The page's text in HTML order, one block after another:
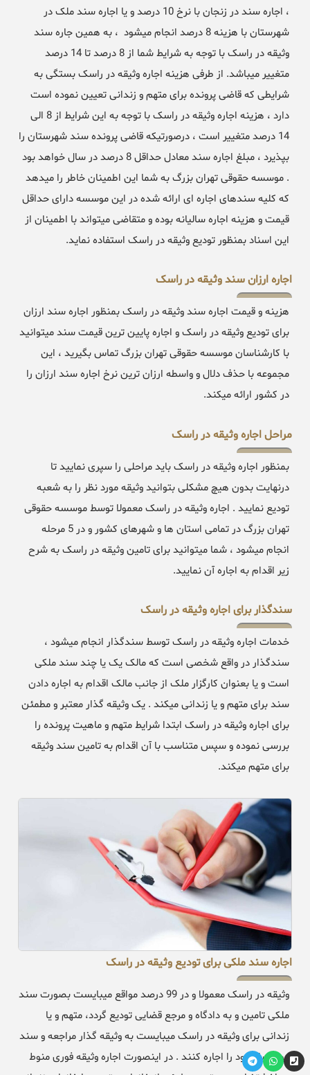
، اجاره سند در زنجان با نرخ 10 درصد و یا اجاره سند ملک در
شهرستان با هزینه 8 درصد انجام میشود ، به همین جاره سند
وثیقه در راسک با توجه به شرایط شما از 8 درصد تا 14 درصد
متغییر میباشد. از طرفی هزینه اجاره وثیقه در راسک بستگی به
شرایطی که قاضی پرونده برای متهم و زندانی تعیین نموده است
دارد ، هزینه اجاره وثیقه در راسک با توجه به این شرایط از 8 الی
14 درصد متغییر است ، درصورتیکه قاضی پرونده سند شهرستان را
بپذیرد ، مبلغ اجاره سند معادل حداقل 8 درصد در سال خواهد بود
. موسسه حقوقی تهران بزرگ به شما این اطمینان خاطر را میدهد
که کلیه سندهای اجاره ای ارائه شده در این موسسه دارای حداقل
قیمت و هزینه اجاره سالیانه بوده و متقاضی میتواند با اطمینان از
این اسناد بمنظور تودیع وثیقه در راسک استفاده نماید.
اجاره ارزان سند وثیقه در راسک
هزینه و قیمت اجاره سند وثیقه در راسک بمنظور اجاره سند ارزان
برای تودیع وثیقه در راسک و اجاره پایین ترین قیمت سند میتوانید
با کارشناسان موسسه حقوقی تهران بزرگ تماس بگیرید ، این
مجموعه با حذف دلال و واسطه ارزان ترین نرخ اجاره سند ارزان را
در کشور ارائه میکند.
مراحل اجاره وثیقه در راسک
بمنظور اجاره وثیقه در راسک باید مراحلی را سپری نمایید تا
درنهایت بدون هیچ مشکلی بتوانید وثیقه مورد نظر را به شعبه
تودیع نمایید . اجاره وثیقه در راسک معمولا توسط موسسه حقوقی
تهران بزرگ در تمامی استان ها و شهرهای کشور و در 5 مرحله
انجام میشود ، شما میتوانید برای تامین وثیقه در راسک به شرح
زیر اقدام به اجاره آن نمایید.
سندگذار برای اجاره وثیقه در راسک
خدمات اجاره وثیقه در راسک توسط سندگذار انجام میشود ،
سندگذار در واقع شخصی است که مالک یک یا چند سند ملکی
است و یا بعنوان کارگزار ملک از جانب مالک اقدام به اجاره دادن
سند برای متهم و یا زندانی میکند . یک وثیقه گذار معتبر و مطمئن
برای اجاره وثیقه در راسک ابتدا شرایط متهم و ماهیت پرونده را
بررسی نموده و سپس متناسب با آن اقدام به تامین سند وثیقه
برای متهم میکند.
اجاره سند ملکی برای تودیع وثیقه در راسک
وثیقه در راسک معمولا و در 99 درصد مواقع میبایست بصورت سند
ملکی تامین و به دادگاه و مرجع قضایی تودیع گردد، متهم و یا
زندانی برای وثیقه در راسک میبایست به وثیقه گذار مراجعه و سند
مورد نیاز خود را اجاره کنند . در اینصورت اجاره وثیقه فوری منوط